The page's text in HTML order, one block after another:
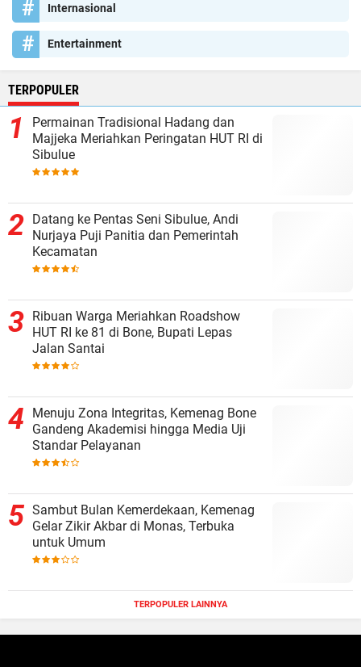
Internasional
Entertainment
TERPOPULER
Permainan Tradisional Hadang dan
Majjeka Meriahkan Peringatan HUT RI di
Sibulue
Datang ke Pentas Seni Sibulue, Andi
Nurjaya Puji Panitia dan Pemerintah
Kecamatan
Ribuan Warga Meriahkan Roadshow
HUT RI ke 81 di Bone, Bupati Lepas
Jalan Santai
Menuju Zona Integritas, Kemenag Bone
Gandeng Akademisi hingga Media Uji
Standar Pelayanan
Sambut Bulan Kemerdekaan, Kemenag
Gelar Zikir Akbar di Monas, Terbuka
untuk Umum
TERPOPULER LAINNYA